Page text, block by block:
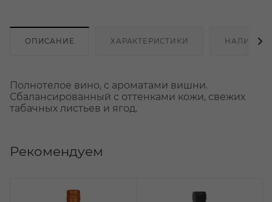
ОПИСАНИЕ ХАРАКТЕРИСТИКИ НАЛИЧИЕ
Полнотелое вино, с ароматами вишни.
Сбалансированный с оттенками кожи, свежих
табачных листьев и ягод.
Рекомендуем